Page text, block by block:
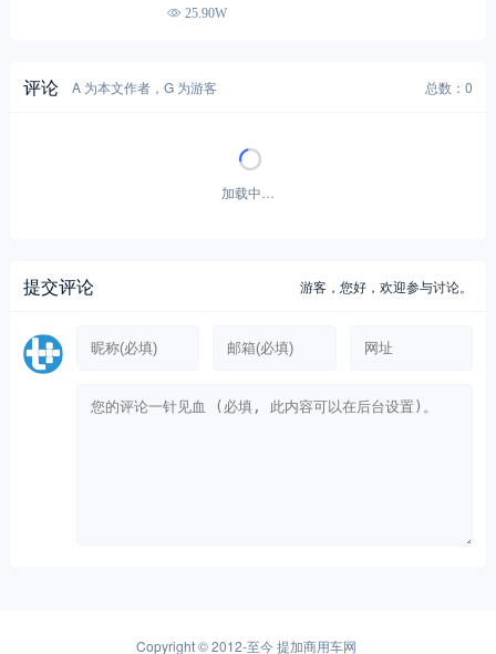
25.90W
评论 A 为本文作者，G 为游客 总数：0
加载中…
提交评论 游客，您好，欢迎参与讨论。
Copyright © 2012-至今提加商用车网